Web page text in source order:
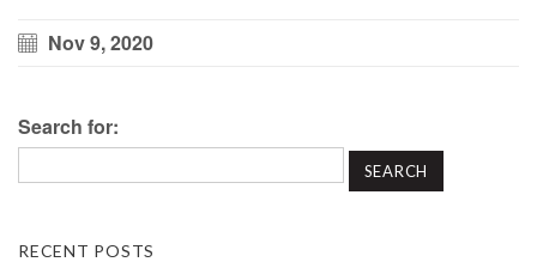
Nov 9, 2020
Search for:
RECENT POSTS